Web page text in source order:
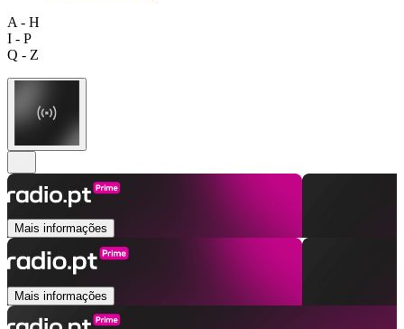
A - H
I - P
Q - Z
Mais informações
Mais informações